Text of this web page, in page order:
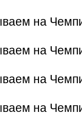
на
на
на
на